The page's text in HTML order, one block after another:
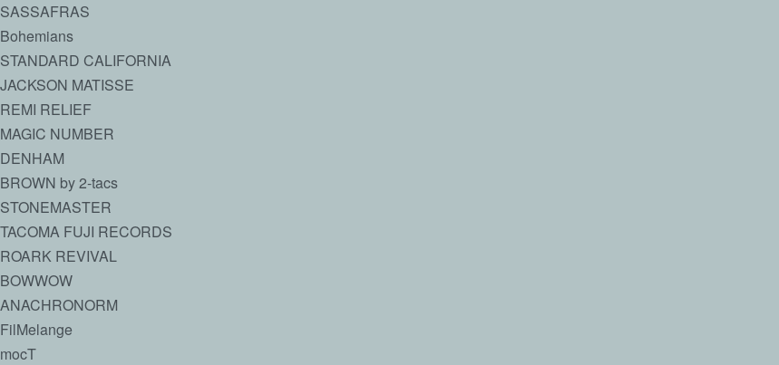
SASSAFRAS
Bohemians
STANDARD CALIFORNIA
JACKSON MATISSE
REMI RELIEF
MAGIC NUMBER
DENHAM
BROWN by 2-tacs
STONEMASTER
TACOMA FUJI RECORDS
ROARK REVIVAL
BOWWOW
ANACHRONORM
FilMelange
mocT